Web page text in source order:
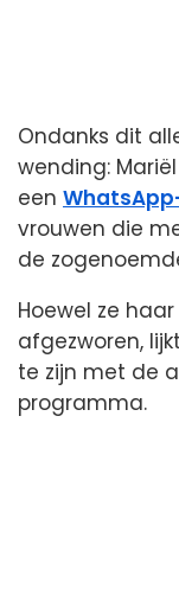
Ondanks dit
wending:
een
vrouwen die
de
Hoewel ze
afgezworen,
te zijn met de
programma.